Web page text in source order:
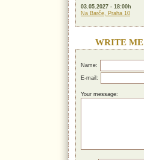
03.05.2027 - 18:00h
Na Barče, Praha 10
WRITE ME
Name:
E-mail:
Your message: